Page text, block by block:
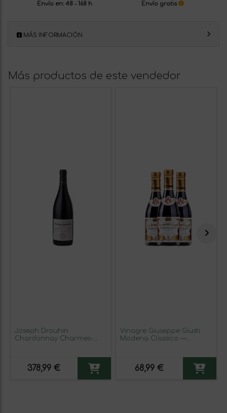
Envío en: 48 - 168 h Envío gratis
MÁS INFORMACIÓN
Más productos de este vendedor
Joseph Drouhin
Chardonnay Charmes-
378,99 €
Vinagre Giuseppe Giusti
Modena Classico —
68,99 €